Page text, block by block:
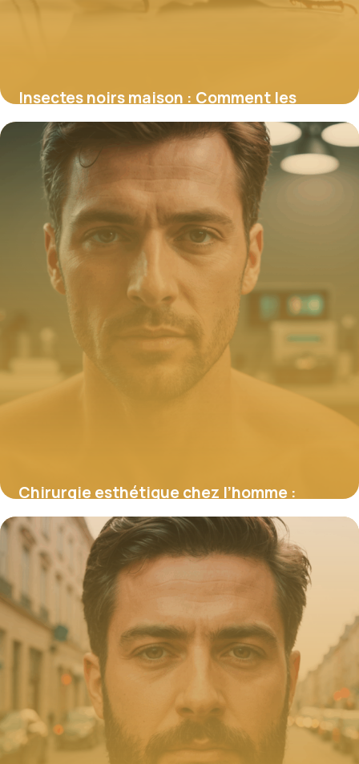
Insectes noirs maison : Comment les
identifier, éliminer et prévenir
8 janvier 2026
Chirurgie esthétique chez l’homme :
motivations et tendances actuelles
2 octobre 2025